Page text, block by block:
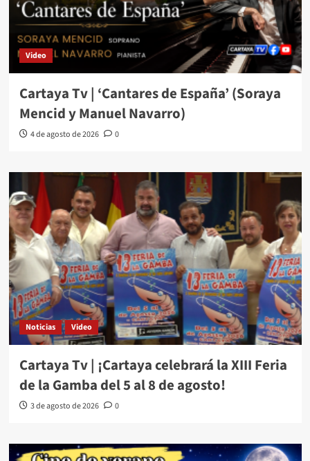
Video
Cartaya Tv | ‘Cantares de España’ (Soraya
Mencid y Manuel Navarro)
4 de agosto de 2026 0
Noticias Video
Cartaya Tv | ¡Cartaya celebrará la XIII Feria
de la Gamba del 5 al 8 de agosto!
3 de agosto de 2026 0